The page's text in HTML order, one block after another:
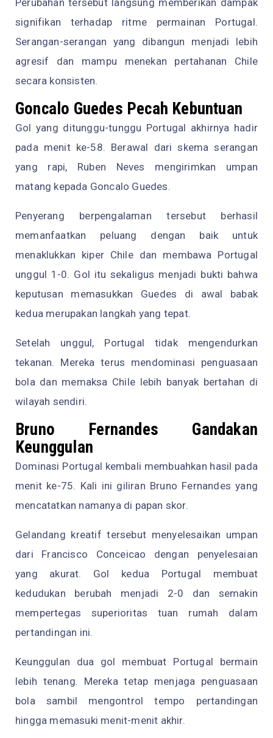
Perubahan tersebut langsung memberikan dampak
signifikan terhadap ritme permainan Portugal.
Serangan-serangan yang dibangun menjadi lebih
agresif dan mampu menekan pertahanan Chile
secara konsisten.
Goncalo Guedes Pecah Kebuntuan
Gol yang ditunggu-tunggu Portugal akhirnya hadir
pada menit ke-58. Berawal dari skema serangan
yang rapi, Ruben Neves mengirimkan umpan
matang kepada Goncalo Guedes.
Penyerang berpengalaman tersebut berhasil
memanfaatkan peluang dengan baik untuk
menaklukkan kiper Chile dan membawa Portugal
unggul 1-0. Gol itu sekaligus menjadi bukti bahwa
keputusan memasukkan Guedes di awal babak
kedua merupakan langkah yang tepat.
Setelah unggul, Portugal tidak mengendurkan
tekanan. Mereka terus mendominasi penguasaan
bola dan memaksa Chile lebih banyak bertahan di
wilayah sendiri.
Bruno Fernandes Gandakan
Keunggulan
Dominasi Portugal kembali membuahkan hasil pada
menit ke-75. Kali ini giliran Bruno Fernandes yang
mencatatkan namanya di papan skor.
Gelandang kreatif tersebut menyelesaikan umpan
dari Francisco Conceicao dengan penyelesaian
yang akurat. Gol kedua Portugal membuat
kedudukan berubah menjadi 2-0 dan semakin
mempertegas superioritas tuan rumah dalam
pertandingan ini.
Keunggulan dua gol membuat Portugal bermain
lebih tenang. Mereka tetap menjaga penguasaan
bola sambil mengontrol tempo pertandingan
hingga memasuki menit-menit akhir.